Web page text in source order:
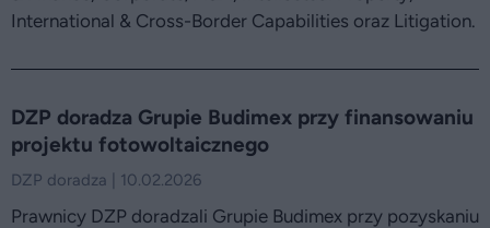
International & Cross-Border Capabilities oraz Litigation.
DZP doradza Grupie Budimex przy finansowaniu
projektu fotowoltaicznego
DZP doradza | 10.02.2026
Prawnicy DZP doradzali Grupie Budimex przy pozyskaniu